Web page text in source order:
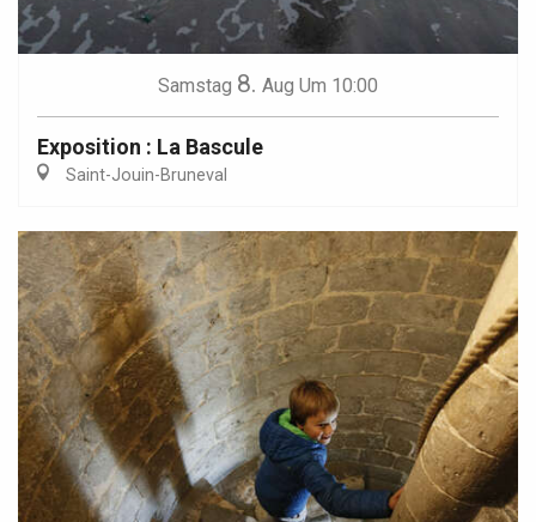
Samstag 8. Aug Um 10:00
Exposition : La Bascule
Saint-Jouin-Bruneval